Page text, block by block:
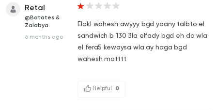
Retal
@Batates &
Zalabya
6 months ago
Elakl wahesh awyyy bgd yaany talbto el
sandwich b 130 3la elfady bgd eh da wla
el fera5 kewaysa wla ay haga bgd
wahesh motttt
Helpful 0